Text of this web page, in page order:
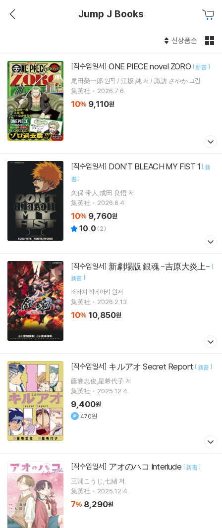
Jump J Books
신상품순
[직수입일서] ONE PIECE novel ZORO [新書]
尾田榮一郞 원작 / 江坂 純 저 / 諏訪 さやか 그림
集英社
2026.7.6.
10% 9,110원
[직수입일서] DON’T BLEACH MY FIST 1 [ 新
書]
久保 帯人,成田 良悟 저
集英社
2026.6.4.
10% 9,760원
10.0 (2)
[직수입일서] 新劇場版 銀魂 -吉原大炎上- [
新書]
소라치 히데아키 원저
集英社
2026.2.13.
10% 10,850원
[직수입일서] キルアオ Secret Report [ 新書]
藤卷忠俊,星希代子 저
集英社
2025.12.4.
9,400원
470원
[직수입일서] アオのハコ Interlude [新書]
三浦こうじ,七緖 저
集英社
2025.12.4.
7% 8,290원